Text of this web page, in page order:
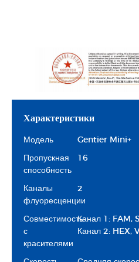
Характеристики
Модель Gentier Mini+
Пропускная
способность
16
Каналы
флуоресценции
2
Совместимость
с
красителями
Канал 1: FAM,
Канал 2: HEX,